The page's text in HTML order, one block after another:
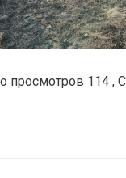
просмотров 114 ,